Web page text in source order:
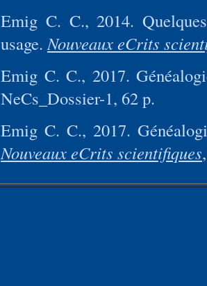
Emig C. C., 2014.
usage. Nouveaux eCrits
Emig C. C., 2017.
NeCs_Dossier-1, 62 p.
Emig C. C., 2017.
Nouveaux eCrits scientifiques